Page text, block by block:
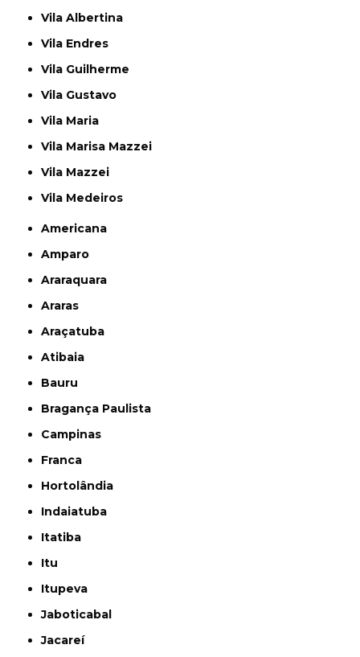
Vila Albertina
Vila Endres
Vila Guilherme
Vila Gustavo
Vila Maria
Vila Marisa Mazzei
Vila Mazzei
Vila Medeiros
Americana
Amparo
Araraquara
Araras
Araçatuba
Atibaia
Bauru
Bragança Paulista
Campinas
Franca
Hortolândia
Indaiatuba
Itatiba
Itu
Itupeva
Jaboticabal
Jacareí